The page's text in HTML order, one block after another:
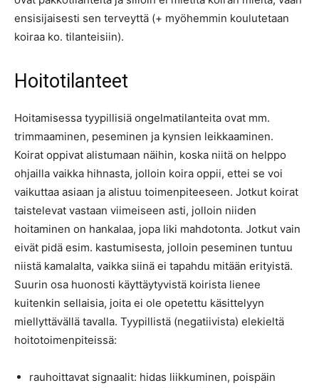
ensisijaisesti sen terveyttä (+ myöhemmin koulutetaan
koiraa ko. tilanteisiin).
Hoitotilanteet
Hoitamisessa tyypillisiä ongelmatilanteita ovat mm.
trimmaaminen, peseminen ja kynsien leikkaaminen.
Koirat oppivat alistumaan näihin, koska niitä on helppo
ohjailla vaikka hihnasta, jolloin koira oppii, ettei se voi
vaikuttaa asiaan ja alistuu toimenpiteeseen. Jotkut koirat
taistelevat vastaan viimeiseen asti, jolloin niiden
hoitaminen on hankalaa, jopa liki mahdotonta. Jotkut vain
eivät pidä esim. kastumisesta, jolloin peseminen tuntuu
niistä kamalalta, vaikka siinä ei tapahdu mitään erityistä.
Suurin osa huonosti käyttäytyvistä koirista lienee
kuitenkin sellaisia, joita ei ole opetettu käsittelyyn
miellyttävällä tavalla. Tyypillistä (negatiivista) elekieltä
hoitotoimenpiteissä:
rauhoittavat signaalit: hidas liikkuminen, poispäin